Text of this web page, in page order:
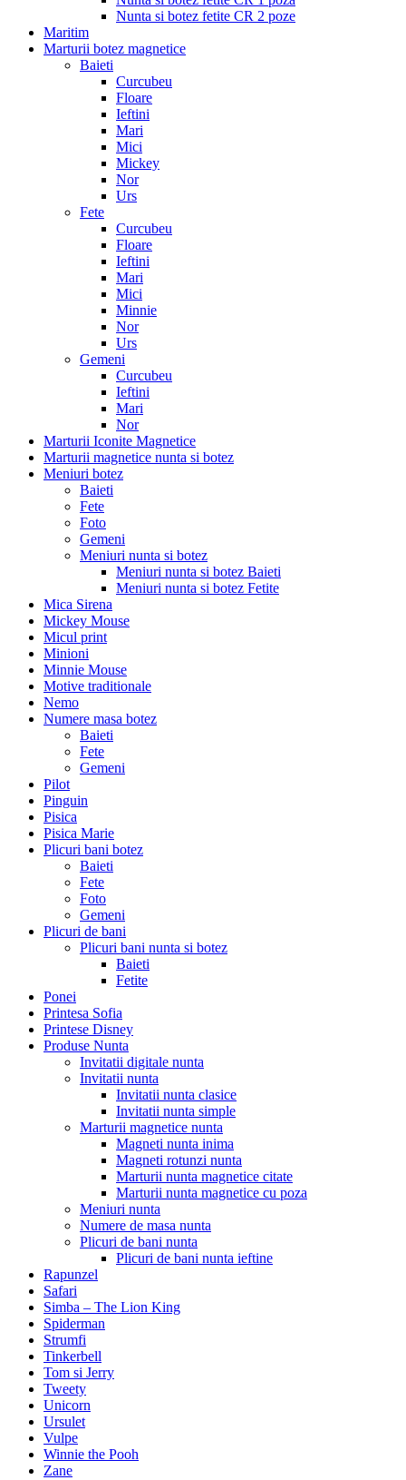
Nunta si botez fetite CR 2 poze
Maritim
Marturii botez magnetice
Baieti
Curcubeu
Floare
Ieftini
Mari
Mici
Mickey
Nor
Urs
Fete
Curcubeu
Floare
Ieftini
Mari
Mici
Minnie
Nor
Urs
Gemeni
Curcubeu
Ieftini
Mari
Nor
Marturii Iconite Magnetice
Marturii magnetice nunta si botez
Meniuri botez
Baieti
Fete
Foto
Gemeni
Meniuri nunta si botez
Meniuri nunta si botez Baieti
Meniuri nunta si botez Fetite
Mica Sirena
Mickey Mouse
Micul print
Minioni
Minnie Mouse
Motive traditionale
Nemo
Numere masa botez
Baieti
Fete
Gemeni
Pilot
Pinguin
Pisica
Pisica Marie
Plicuri bani botez
Baieti
Fete
Foto
Gemeni
Plicuri de bani
Plicuri bani nunta si botez
Baieti
Fetite
Ponei
Printesa Sofia
Printese Disney
Produse Nunta
Invitatii digitale nunta
Invitatii nunta
Invitatii nunta clasice
Invitatii nunta simple
Marturii magnetice nunta
Magneti nunta inima
Magneti rotunzi nunta
Marturii nunta magnetice citate
Marturii nunta magnetice cu poza
Meniuri nunta
Numere de masa nunta
Plicuri de bani nunta
Plicuri de bani nunta ieftine
Rapunzel
Safari
Simba – The Lion King
Spiderman
Strumfi
Tinkerbell
Tom si Jerry
Tweety
Unicorn
Ursulet
Vulpe
Winnie the Pooh
Zane